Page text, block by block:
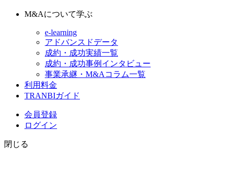
M&Aについて学ぶ
e-learning
アドバンスドデータ
成約・成功実績一覧
成約・成功事例インタビュー
事業承継・M&Aコラム一覧
利用料金
TRANBIガイド
会員登録
ログイン
閉じる